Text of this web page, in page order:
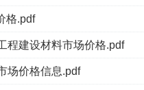
格.pdf
程建设材料市场价格.pdf
场价格信息.pdf